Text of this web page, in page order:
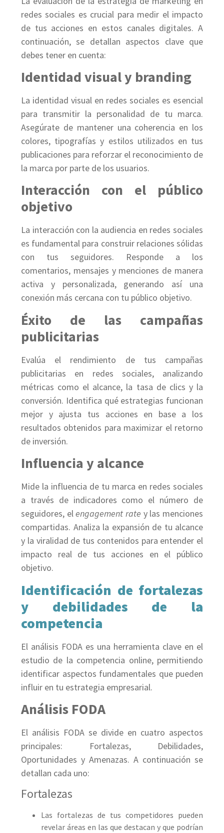
redes sociales es crucial para medir el impacto
de tus acciones en estos canales digitales. A
continuación, se detallan aspectos clave que
debes tener en cuenta:
Identidad visual y branding
La identidad visual en redes sociales es esencial
para transmitir la personalidad de tu marca.
Asegúrate de mantener una coherencia en los
colores, tipografías y estilos utilizados en tus
publicaciones para reforzar el reconocimiento de
la marca por parte de los usuarios.
Interacción con el público
objetivo
La interacción con la audiencia en redes sociales
es fundamental para construir relaciones sólidas
con tus seguidores. Responde a los
comentarios, mensajes y menciones de manera
activa y personalizada, generando así una
conexión más cercana con tu público objetivo.
Éxito de las campañas
publicitarias
Evalúa el rendimiento de tus campañas
publicitarias en redes sociales, analizando
métricas como el alcance, la tasa de clics y la
conversión. Identifica qué estrategias funcionan
mejor y ajusta tus acciones en base a los
resultados obtenidos para maximizar el retorno
de inversión.
Influencia y alcance
Mide la influencia de tu marca en redes sociales
a través de indicadores como el número de
seguidores, elengagement rate y las menciones
compartidas. Analiza la expansión de tu alcance
y la viralidad de tus contenidos para entender el
impacto real de tus acciones en el público
objetivo.
Identificación de fortalezas
y debilidades de la
competencia
El análisis FODA es una herramienta clave en el
estudio de la competencia online, permitiendo
identificar aspectos fundamentales que pueden
influir en tu estrategia empresarial.
Análisis FODA
El análisis FODA se divide en cuatro aspectos
principales: Fortalezas, Debilidades,
Oportunidades y Amenazas. A continuación se
detallan cada uno:
Fortalezas
Las fortalezas de tus competidores pueden
revelar áreas en las que destacan y que podrían